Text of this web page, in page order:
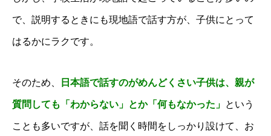
で、説明するときにも現地語で話す方が、子供にとって
はるかにラクです。
そのため、 日本語で話すのがめんどくさい子供は、親が
質問しても「わからない」とか「何もなかった」 という
ことも多いですが、話を聞く時間をしっかり設けて、お